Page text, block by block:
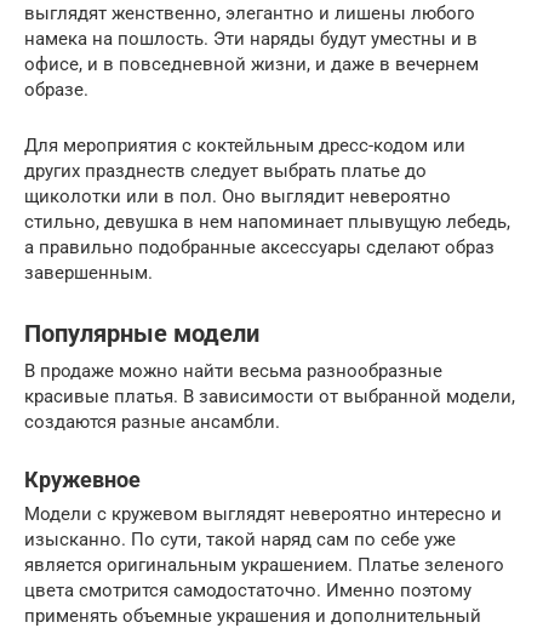
выглядят женственно, элегантно и лишены любого
намека на пошлость. Эти наряды будут уместны и в
офисе, и в повседневной жизни, и даже в вечернем
образе.
Для мероприятия с коктейльным дресс-кодом или
других празднеств следует выбрать платье до
щиколотки или в пол. Оно выглядит невероятно
стильно, девушка в нем напоминает плывущую лебедь,
а правильно подобранные аксессуары сделают образ
завершенным.
Популярные модели
В продаже можно найти весьма разнообразные
красивые платья. В зависимости от выбранной модели,
создаются разные ансамбли.
Кружевное
Модели с кружевом выглядят невероятно интересно и
изысканно. По сути, такой наряд сам по себе уже
является оригинальным украшением. Платье зеленого
цвета смотрится самодостаточно. Именно поэтому
применять объемные украшения и дополнительный